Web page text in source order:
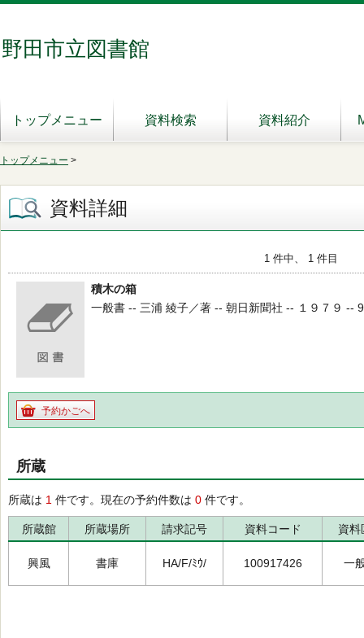
野田市立図書館
トップメニュー 資料検索 資料紹介
トップメニュー >
資料詳細
1 件中、 1 件目
積木の箱
一般書 -- 三浦 綾子／著 -- 朝日新聞社 -- １９７９ --
予約かごへ
所蔵
所蔵は 1 件です。現在の予約件数は 0 件です。
所蔵館 所蔵場所 請求記号 資料コード 資料
興風 書庫 HA/F/ﾐｳ/ 100917426 一